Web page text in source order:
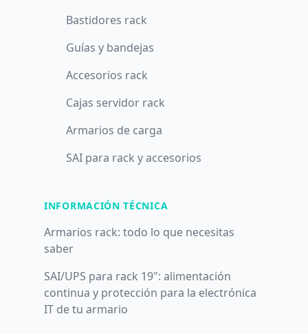
Bastidores rack
Guías y bandejas
Accesorios rack
Cajas servidor rack
Armarios de carga
SAI para rack y accesorios
INFORMACIÓN TÉCNICA
Armarios rack: todo lo que necesitas
saber
SAI/UPS para rack 19": alimentación
continua y protección para la electrónica
IT de tu armario